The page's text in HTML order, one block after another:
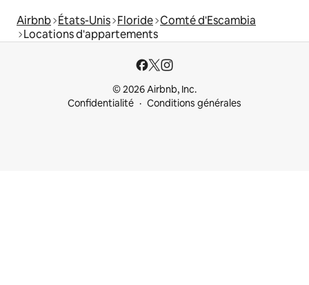
Airbnb États-Unis Floride Comté d'Escambia
Locations d'appartements
© 2026 Airbnb, Inc.
Confidentialité
Conditions générales